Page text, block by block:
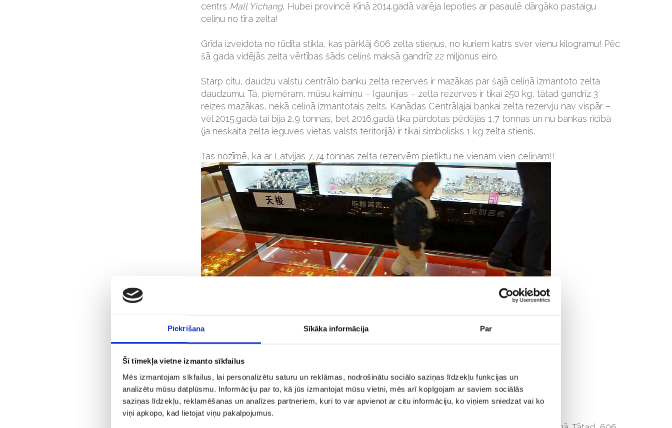
Piekrišana Sīkāka informācija Par
Šī tīmekļa vietne izmanto sīkfailus
Mēs izmantojam sīkfailus, lai personalizētu saturu un reklāmas, nodrošinātu sociālo saziņas līdzekļu funkcijas un
analizētu mūsu datplūsmu. Informāciju par to, kā jūs izmantojat mūsu vietni, mēs arī kopīgojam ar saviem sociālās
saziņas līdzekļu, reklamēšanas un analīzes partneriem, kuri to var apvienot ar citu informāciju, ko viņiem sniedzat vai ko
viņi apkopo, kad lietojat viņu pakalpojumus.
centrs Mall Yichang, Hubei provincē Ķīnā 2014.gadā varēja lepoties ar pasaulē dārgāko pastaigu
celiņu no tīra zelta!
Grīda izveidota no rūdīta stikla, kas pārklāj 606 zelta stieņus, no kuriem katrs sver vienu kilogramu! Pēc
šā gada vidējās zelta vērtības šāds celiņš maksā gandrīz 22 miljonus eiro.
Starp citu, daudzu valstu centrālo banku zelta rezerves ir mazākas par šajā celiņā izmantoto zelta
daudzumu. Tā, piemēram, mūsu kaimiņu – Igaunijas – zelta rezerves ir tikai 250 kg, tātad gandrīz 3
reizes mazākas, nekā celiņā izmantotais zelts. Kanādas Centrālajai bankai zelta rezervju nav vispār –
vēl 2015.gadā tai bija 2,9 tonnas, bet 2016.gadā tika pārdotas pēdējās 1,7 tonnas un nu bankas rīcībā
(ja neskaita zelta ieguves vietas valsts teritorijā) ir tikai simbolisks 1 kg zelta stienis.
Tas nozīmē, ka ar Latvijas 7,74 tonnas zelta rezervēm pietiktu ne vienam vien celiņam!!